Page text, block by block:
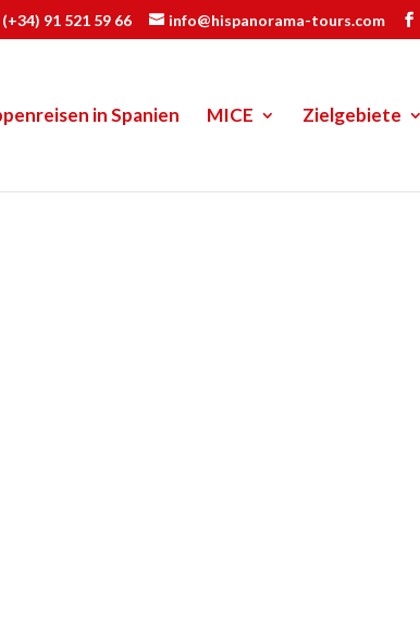
(+34) 91 521 59 66 info@hispanorama-tours.com
in Spanien MICE Zielgebiete